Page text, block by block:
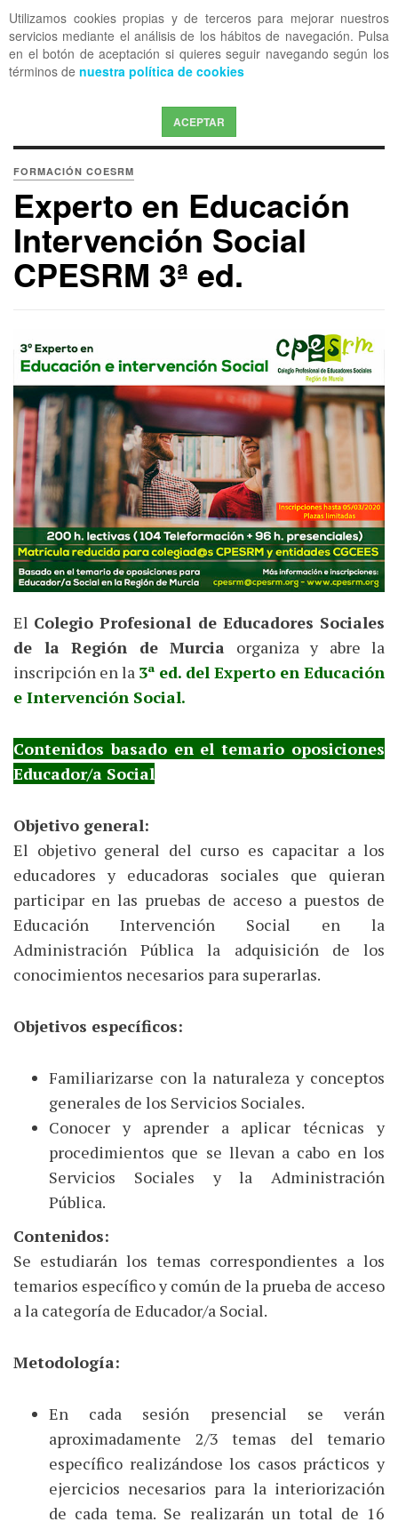
Utilizamos cookies propias y de terceros para mejorar nuestros
servicios mediante el análisis de los hábitos de navegación. Pulsa
en el botón de aceptación si quieres seguir navegando según los
términos de nuestra política de cookies
ACEPTAR
OFF CANVAS
FORMACIÓN COESRM
Experto en Educación
Intervención Social
CPESRM 3ª ed.
El Colegio Profesional de Educadores Sociales
de la Región de Murcia organiza y abre la
inscripción en la 3ª ed. del Experto en Educación
e Intervención Social.
Contenidos basado en el temario oposiciones
Educador/a Social
Objetivo general:
El objetivo general del curso es capacitar a los
educadores y educadoras sociales que quieran
participar en las pruebas de acceso a puestos de
Educación Intervención Social en la
Administración Pública la adquisición de los
conocimientos necesarios para superarlas.
Objetivos específicos:
Familiarizarse con la naturaleza y conceptos
generales de los Servicios Sociales.
Conocer y aprender a aplicar técnicas y
procedimientos que se llevan a cabo en los
Servicios Sociales y la Administración
Pública.
Contenidos:
Se estudiarán los temas correspondientes a los
temarios específico y común de la prueba de acceso
a la categoría de Educador/a Social.
Metodología:
En cada sesión presencial se verán
aproximadamente 2/3 temas del temario
específico realizándose los casos prácticos y
ejercicios necesarios para la interiorización
de cada tema. Se realizarán un total de 16